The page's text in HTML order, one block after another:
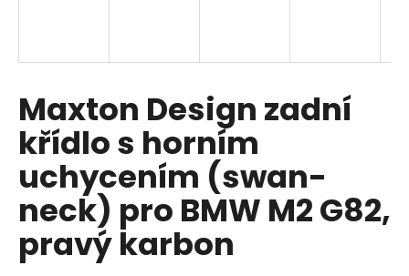
Maxton Design zadní
křídlo s horním
uchycením (swan-
neck) pro BMW M2 G82,
pravý karbon
o
o
r
u
č
u
j
e
m
e